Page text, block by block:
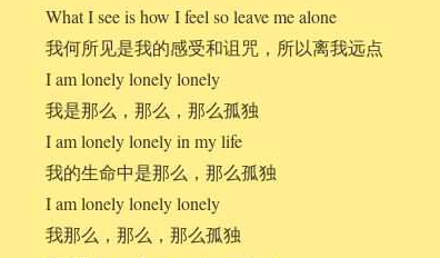
What I see is how I feel so leave me alone
我何所见是我的感受和诅咒，所以离我远点
I am lonely lonely lonely
我是那么，那么，那么孤独
I am lonely lonely in my life
我的生命中是那么，那么孤独
I am lonely lonely lonely
我那么，那么，那么孤独